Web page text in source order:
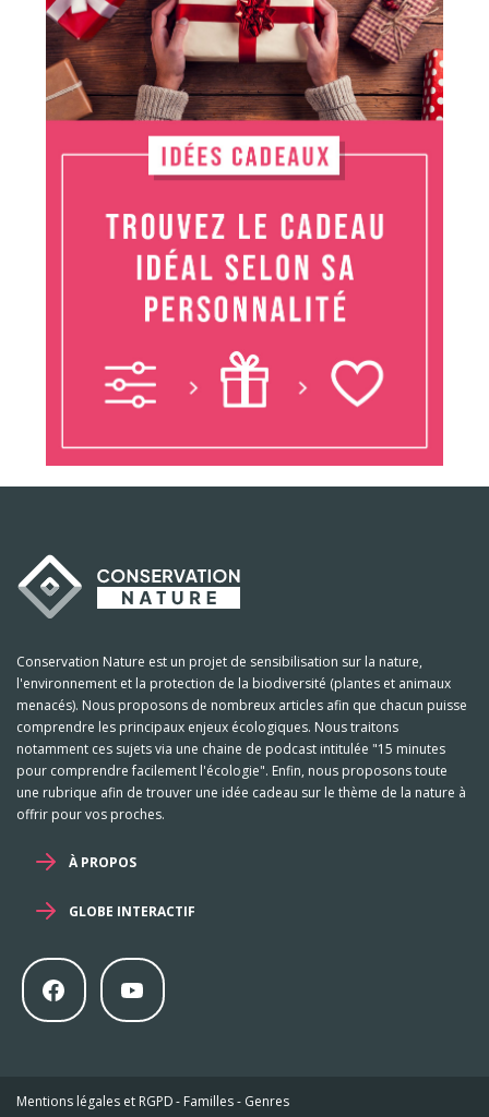
Conservation Nature est un projet de sensibilisation sur la nature,
l'environnement et la protection de la biodiversité (plantes et animaux
menacés). Nous proposons de nombreux articles afin que chacun puisse
comprendre les principaux enjeux écologiques. Nous traitons
notamment ces sujets via une chaine de podcast intitulée "15 minutes
pour comprendre facilement l'écologie". Enfin, nous proposons toute
une rubrique afin de trouver une idée cadeau sur le thème de la nature à
offrir pour vos proches.
À PROPOS
GLOBE INTERACTIF
Mentions légales et RGPD- Familles- Genres